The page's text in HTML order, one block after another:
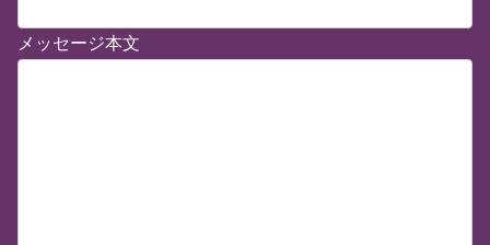
メッセージ本文